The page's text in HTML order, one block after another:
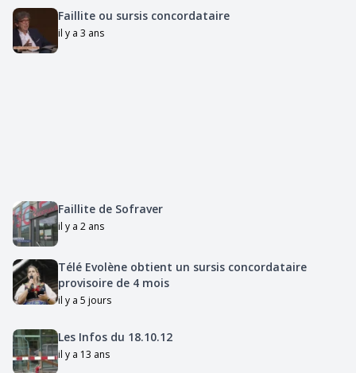
Faillite ou sursis concordataire
il y a 3 ans
Faillite de Sofraver
il y a 2 ans
Télé Evolène obtient un sursis concordataire
provisoire de 4 mois
il y a 5 jours
Les Infos du 18.10.12
il y a 13 ans